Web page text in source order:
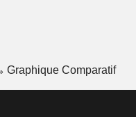
Graphique Comparatif